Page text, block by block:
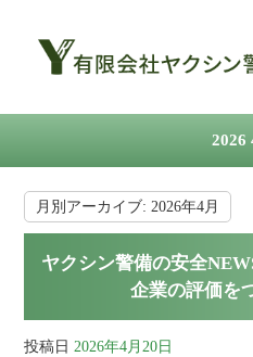
2026
月別アーカイブ:2026年4月
ヤクシン警備の安全
企業の評価を
投稿日 2026年4月20日